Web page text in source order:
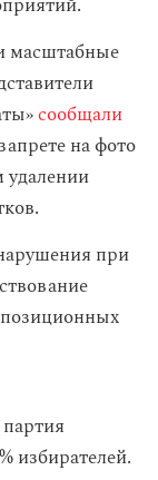
масштабные
сообщали
на фото
удалении
при
избирателей.